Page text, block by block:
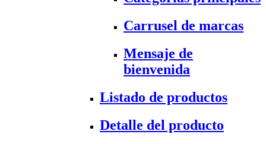
Carrusel de marcas
Mensaje de
bienvenida
Listado de productos
Detalle del producto